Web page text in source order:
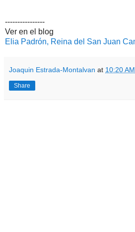
----------------
Ver en el blog
Elia Padrón, Reina del San Juan
Joaquin Estrada-Montalvan at 10:20 AM
Share